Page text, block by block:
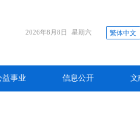
2026年8月8日 星期六 繁体中文
益事业 信息公开 文